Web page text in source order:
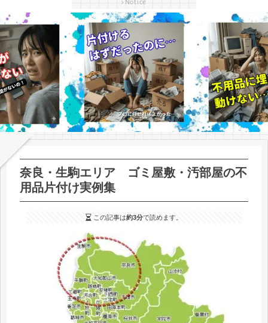
Notice
奈良・生駒エリア ゴミ屋敷・汚部屋の不
用品片付け実例集
この記事は約3分で読めます。